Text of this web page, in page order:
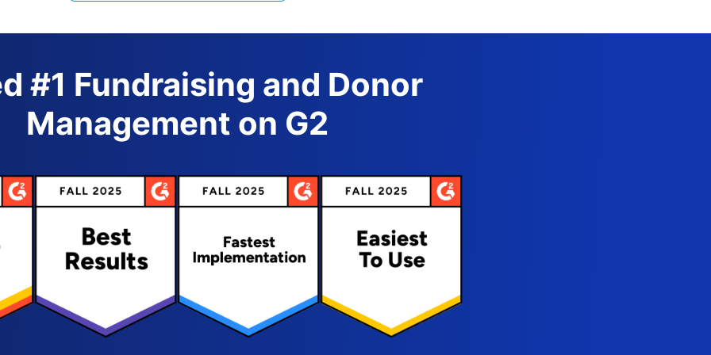
#1 Fundraising and Donor
Management on G2